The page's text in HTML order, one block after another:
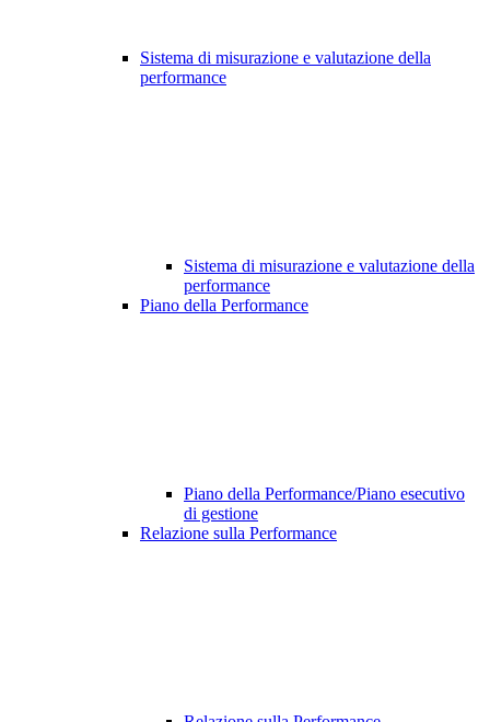
Sistema di misurazione e valutazione della
performance
Sistema di misurazione e valutazione della
performance
Piano della Performance
Piano della Performance/Piano esecutivo
di gestione
Relazione sulla Performance